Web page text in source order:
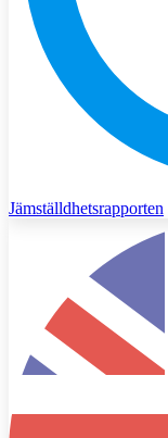
Jämställdhetsrapporten